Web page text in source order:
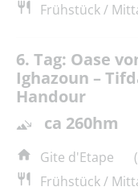
Frühstück /
6. Tag: Oase
Ighazoun –
Handour
ca 260hm
Gite d'Etape
Frühstück /